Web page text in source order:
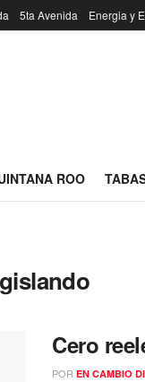
5ta Avenida Energia y
ROO
Cero
POR EN CAMBIO